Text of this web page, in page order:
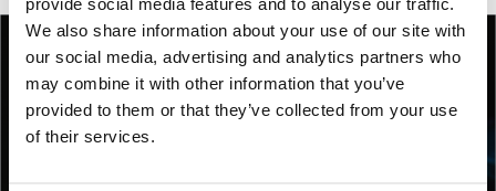
We also share information about your use of our site with
our social media, advertising and analytics partners who
may combine it with other information that you’ve
provided to them or that they’ve collected from your use
of their services.